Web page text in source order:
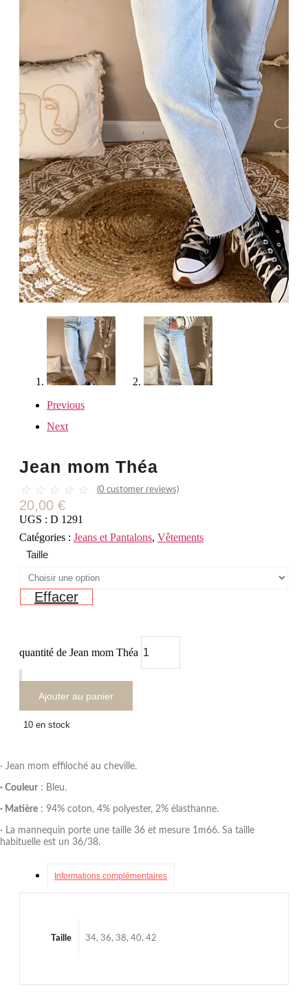
Previous
Next
Jean mom Théa
☆ ☆ ☆ ☆ ☆ (0 customer reviews)
20,00 €
UGS : D 1291
Catégories : Jeans et Pantalons, Vêtements
Taille
Effacer
quantité de Jean mom Théa
Ajouter au panier
10 en stock
· Jean mom effiloché au cheville.
· Couleur : Bleu.
· Matière : 94% coton, 4% polyester, 2% élasthanne.
· La mannequin porte une taille 36 et mesure 1m66. Sa taille
habituelle est un 36/38.
Informations complémentaires
Taille 34, 36, 38, 40, 42